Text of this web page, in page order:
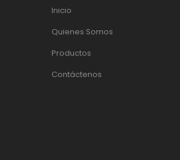
Inicio
Quienes Somos
Productos
Contáctenos